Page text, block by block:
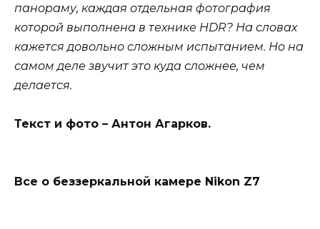
панораму, каждая отдельная фотография
которой выполнена в технике HDR? На словах
кажется довольно сложным испытанием. Но на
самом деле звучит это куда сложнее, чем
делается.
Текст и фото – Антон Агарков.
Все о беззеркальной камере Nikon Z7